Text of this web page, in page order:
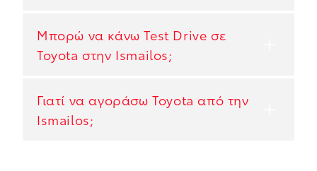
Μπορώ να κάνω Test Drive σε
Toyota στην Ismailos;
Γιατί να αγοράσω Toyota από την
Ismailos;